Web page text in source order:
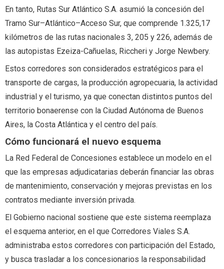
En tanto, Rutas Sur Atlántico S.A. asumió la concesión del
Tramo Sur–Atlántico–Acceso Sur, que comprende 1.325,17
kilómetros de las rutas nacionales 3, 205 y 226, además de
las autopistas Ezeiza-Cañuelas, Riccheri y Jorge Newbery.
Estos corredores son considerados estratégicos para el
transporte de cargas, la producción agropecuaria, la actividad
industrial y el turismo, ya que conectan distintos puntos del
territorio bonaerense con la Ciudad Autónoma de Buenos
Aires, la Costa Atlántica y el centro del país.
Cómo funcionará el nuevo esquema
La Red Federal de Concesiones establece un modelo en el
que las empresas adjudicatarias deberán financiar las obras
de mantenimiento, conservación y mejoras previstas en los
contratos mediante inversión privada.
El Gobierno nacional sostiene que este sistema reemplaza
el esquema anterior, en el que Corredores Viales S.A.
administraba estos corredores con participación del Estado,
y busca trasladar a los concesionarios la responsabilidad